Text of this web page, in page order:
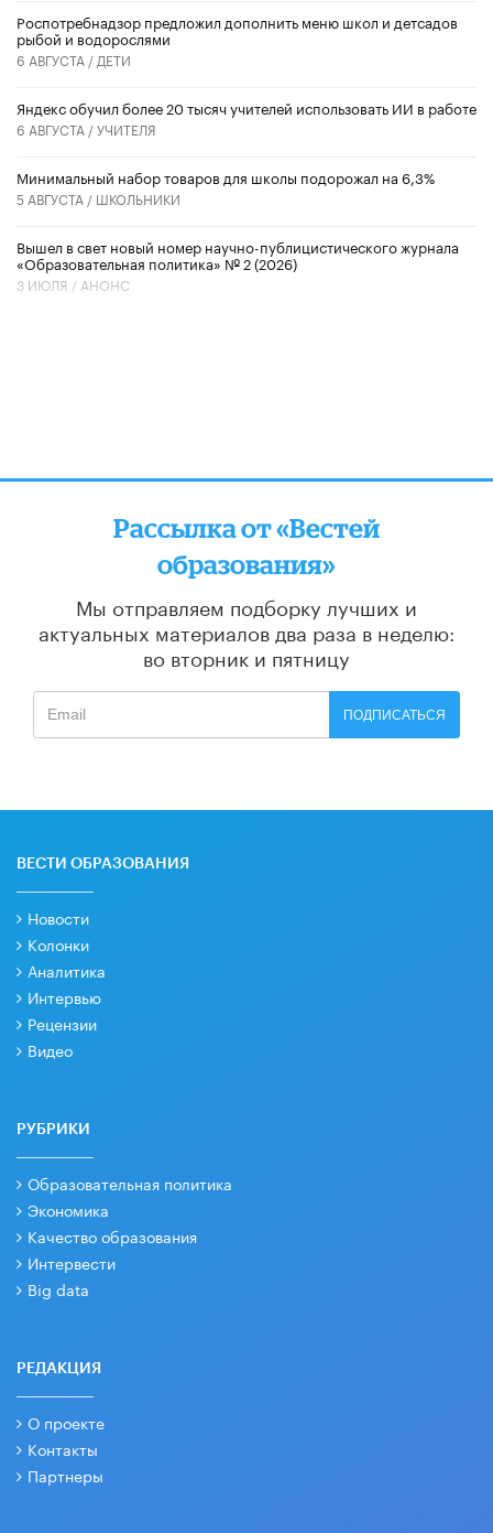
Роспотребнадзор предложил дополнить меню школ и детсадов
рыбой и водорослями
6 АВГУСТА / ДЕТИ
​Яндекс обучил более 20 тысяч учителей использовать ИИ в работе
6 АВГУСТА /УЧИТЕЛЯ
Минимальный набор товаров для школы подорожал на 6,3%
5 АВГУСТА / ШКОЛЬНИКИ
Вышел в свет новый номер научно-публицистического журнала
«Образовательная политика» № 2 (2026)
3 ИЮЛЯ / АНОНС
Рассылка от «Вестей
образования»
Мы отправляем подборку лучших и
актуальных материалов два раза в неделю:
во вторник и пятницу
ПОДПИСАТЬСЯ
ВЕСТИ ОБРАЗОВАНИЯ
Новости
Колонки
Аналитика
Интервью
Рецензии
Видео
РУБРИКИ
Образовательная политика
Экономика
Качество образования
Интервести
Big data
РЕДАКЦИЯ
О проекте
Контакты
Партнеры